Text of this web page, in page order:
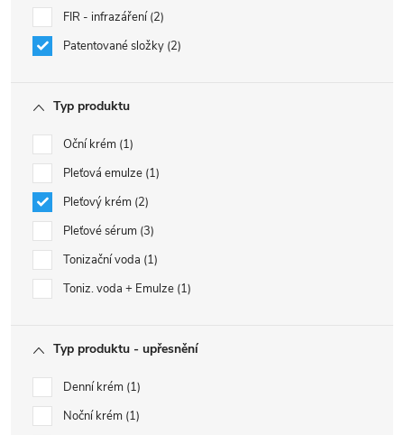
FIR - infrazáření 2
Patentované složky 2
Typ produktu
Oční krém 1
Pleťová emulze 1
Pleťový krém 2
Pleťové sérum 3
Tonizační voda 1
Toniz. voda + Emulze 1
Typ produktu - upřesnění
Denní krém 1
Noční krém 1